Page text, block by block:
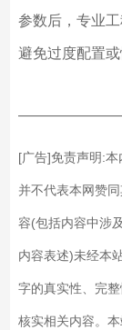
参数后，专业
避免过度配置或
[广告]免责声明:本
并不代表本网赞
容(包括内容中涉
内容表述)未经本
字的真实性、完
核实相关内容。